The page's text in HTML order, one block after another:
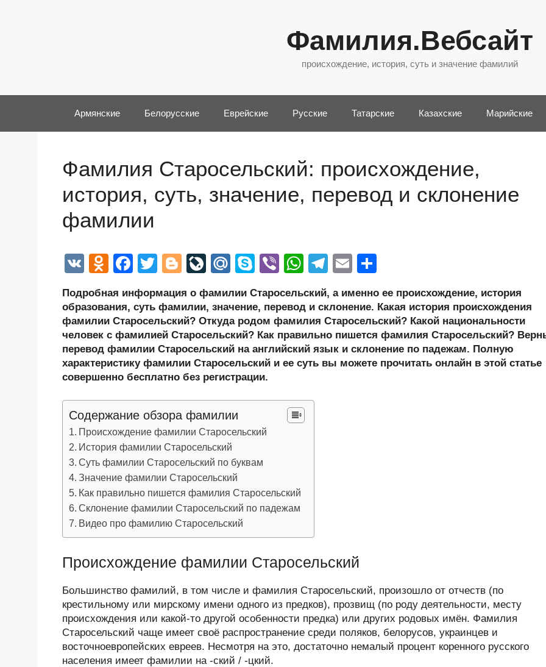
Фамилия.Вебсайт
происхождение, история, суть и значение фамилий
Армянские Белорусские Еврейские Русские Татарские Казахские Марийские
Фамилия Старосельский: происхождение,
история, суть, значение, перевод и склонение
фамилии
V
O
n
o
kl
a
ss
ni
ki
F
c
e
b
o
o
k
T
tt
er
Bl
g
g
er
Li
e
J
o
ur
n
al
M
.R
u
S
p
e
Vi
er
W
at
s
A
p
T
e
gr
a
m
E
ail р
а
в
и
Подробная информация о фамилии Старосельский, а именно ее происхождение, история
образования, суть фамилии, значение, перевод и склонение. Какая история происхождения
фамилии Старосельский? Откуда родом фамилия Старосельский? Какой национальности
человек с фамилией Старосельский? Как правильно пишется фамилия Старосельский?
перевод фамилии Старосельский на английский язык и склонение по падежам. Полную
характеристику фамилии Старосельский и ее суть вы можете прочитать онлайн в этой статье
совершенно бесплатно без регистрации.
Содержание обзора фамилии
Происхождение фамилии Старосельский
История фамилии Старосельский
Суть фамилии Старосельский по буквам
Значение фамилии Старосельский
Как правильно пишется фамилия Старосельский
Склонение фамилии Старосельский по падежам
Видео про фамилию Старосельский
Происхождение фамилии Старосельский
Большинство фамилий, в том числе и фамилия Старосельский, произошло от отчеств (по
крестильному или мирскому имени одного из предков), прозвищ (по роду деятельности, месту
происхождения или какой-то другой особенности предка) или других родовых имён. Фамилия
Старосельский чаще имеет своё распространение среди поляков, белорусов, украинцев и
восточноевропейских евреев. Несмотря на это, достаточно немалый процент коренного русского
населения имеет фамилии на -ский / -цкий.